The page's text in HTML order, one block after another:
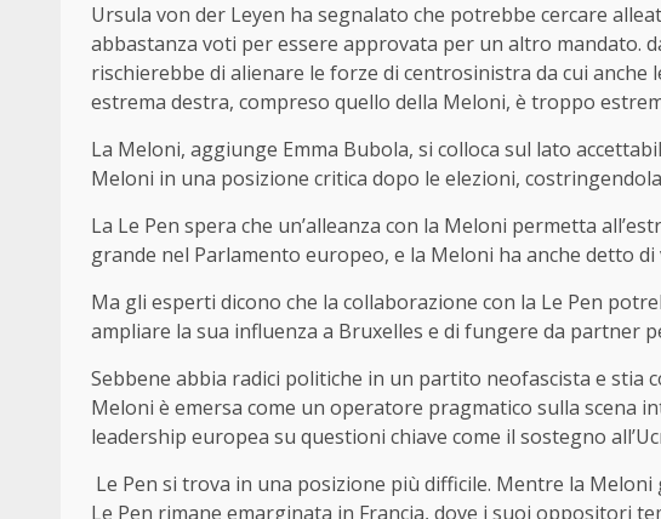
Ursula von der Leyen ha segnalato che potrebbe cercare
abbastanza voti per essere approvata per un altro mandato.
rischierebbe di alienare le forze di centrosinistra da cui anche
estrema destra, compreso quello della Meloni, è troppo
La Meloni, aggiunge Emma Bubola, si colloca sul lato
Meloni in una posizione critica dopo le elezioni,
La Le Pen spera che un’alleanza con la Meloni permetta
grande nel Parlamento europeo, e la Meloni ha anche detto
Ma gli esperti dicono che la collaborazione con la Le Pen
ampliare la sua influenza a Bruxelles e di fungere da partner
Sebbene abbia radici politiche in un partito neofascista e stia
Meloni è emersa come un operatore pragmatico sulla scena
leadership europea su questioni chiave come il sostegno
Le Pen si trova in una posizione più difficile. Mentre la
Le Pen rimane emarginata in Francia, dove i suoi oppositori